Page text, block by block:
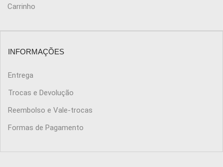
Carrinho
INFORMAÇÕES
Entrega
Trocas e Devolução
Reembolso e Vale-trocas
Formas de Pagamento